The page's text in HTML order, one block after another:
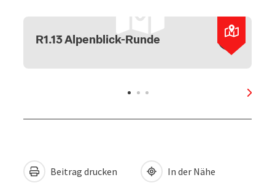
R1.13 Alpenblick-Runde
Beitrag drucken In der Nähe